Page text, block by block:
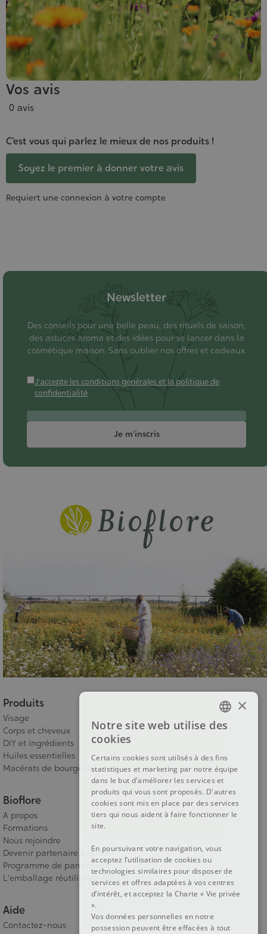
Vos avis
0 avis
C’est vous qui parlez le mieux de nos produits !
Soyez le premier à donner votre avis
Requiert une connexion à votre compte
Produits
Visage
Corps et cheveux
DIY et ingrédients
Huiles essentielles
Macérats de bourgeons
Bioflore
A propos
Formations
Nous rejoindre
Devenir partenaire Bioflore
Programme de parrainage
L'emballage réutilisable RE-ZIP
Aide
Contactez-nous
Newsletter
Des conseils pour une belle peau, des rituels de saison,
des astuces aroma et des idées pour se lancer dans la
cosmétique maison. Sans oublier nos offres et cadeaux.
J'accepte les conditions générales et la politique de
confidentialité
Je m'inscris
FRENCH
ENGLISH
×
Notre site web utilise des
cookies
Certains cookies sont utilisés à des fins
statistiques et marketing par notre équipe
dans le but d'améliorer les services et
produits qui vous sont proposés. D'autres
cookies sont mis en place par des services
tiers qui nous aident à faire fonctionner le
site.
En poursuivant votre navigation, vous
acceptez l’utilisation de cookies ou
technologies similaires pour disposer de
services et offres adaptées à vos centres
d’intérêt, et acceptez la Charte « Vie privée
».
Vos données personnelles en notre
possession peuvent être effacées à tout